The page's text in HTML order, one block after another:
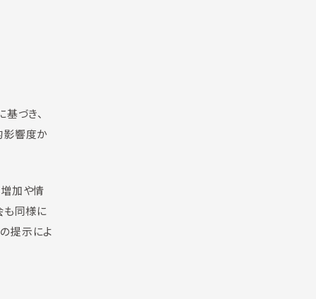
づき、
影響度か
加や情
も同様に
提示によ